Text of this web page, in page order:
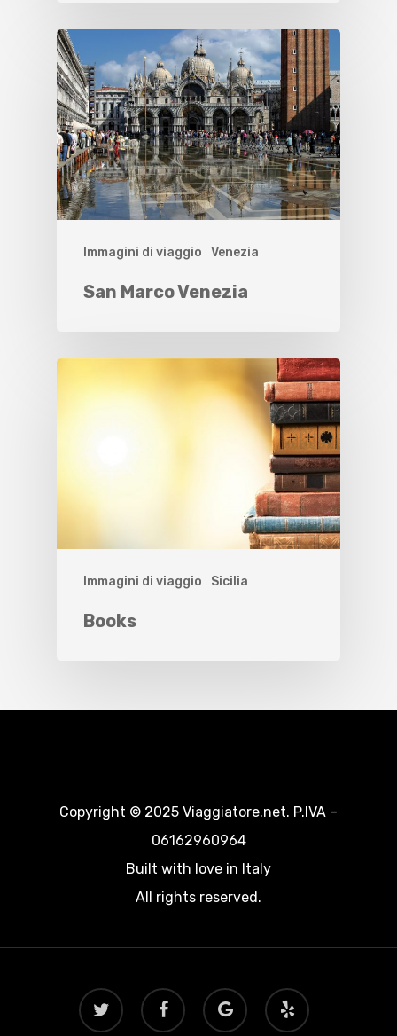
Immagini di viaggio Venezia
San Marco Venezia
Immagini di viaggio Sicilia
Books
Copyright © 2025 Viaggiatore.net. P.IVA –
06162960964
Built with love in Italy
All rights reserved.
twitter facebook
google-
plus
yelp